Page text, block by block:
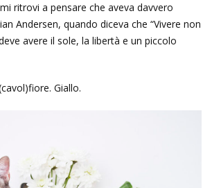
ritrovi a pensare che aveva davvero
Andersen, quando diceva che “Vivere non
avere il sole, la libertà e un piccolo
Giallo.